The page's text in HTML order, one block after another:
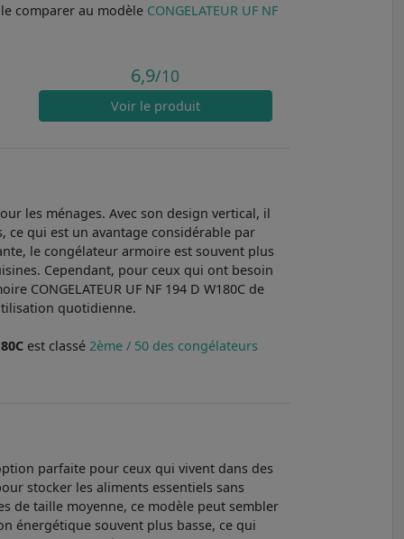
comparer au modèle CONGELATEUR UF NF
6,9/10
Voirle produit
les ménages. Avec son design vertical, il
ce qui est un avantage considérable par
le congélateur armoire est souvent plus
Cependant, pour ceux qui ont besoin
CONGELATEUR UF NF 194 D W180C de
quotidienne.
est classé 2ème / 50 des congélateurs
option parfaite pour ceux qui vivent dans des
stocker les aliments essentiels sans
de taille moyenne, ce modèle peut sembler
énergétique souvent plus basse, ce qui